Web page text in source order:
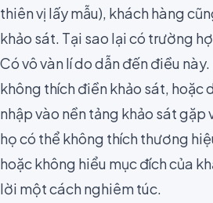
thiên vị lấy mẫu), khách hàng
khảo sát. Tại sao lại có trường
Có vô vàn lí do dẫn đến điều
không thích điền khảo sát, hoặc
nhập vào nền tảng khảo sát gặp
họ có thể không thích thương
hoặc không hiểu mục đích của
lời một cách nghiêm túc.